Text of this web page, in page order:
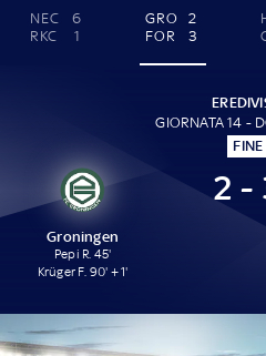
NEC
6
RKC
1
GRO
2
FOR
3
GIORNATA 14 -
FINE
Groningen
Pepi R. 45'
Krüger F. 90' + 1'
2 -